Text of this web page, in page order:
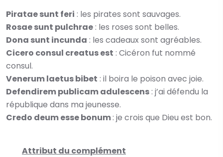
Piratae sunt feri : les pirates sont sauvages.
Rosae sunt pulchrae: les roses sont belles.
Dona sunt incunda : les cadeaux sont agréables.
Cicero consul creatus est : Cicéron fut nommé
consul.
Venerum laetus bibet : il boira le poison avec joie.
Defendirem publicam adulescens: j’ai défendu la
république dans ma jeunesse.
Credo deum esse bonum: je crois que Dieu est bon.
Attribut du complément